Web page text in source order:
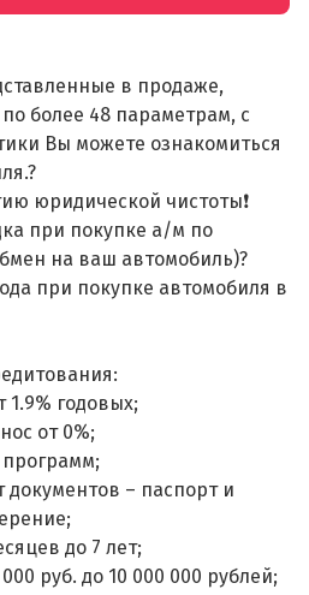
в продаже,
более 48 параметрам, с
Вы можете ознакомиться
юридической чистоты❗
при покупке а/м по
на ваш автомобиль)?
при покупке автомобиля в
1.9% годовых;
от 0%;
– паспорт и
до 7 лет;
руб. до 10 000 000 рублей;